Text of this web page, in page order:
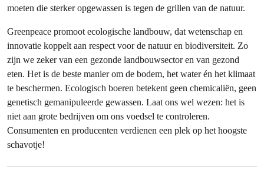
moeten die sterker opgewassen is tegen de grillen van de natuur.
Greenpeace promoot ecologische landbouw, dat wetenschap en
innovatie koppelt aan respect voor de natuur en biodiversiteit. Zo
zijn we zeker van een gezonde landbouwsector en van gezond
eten. Het is de beste manier om de bodem, het water én het klimaat
te beschermen. Ecologisch boeren betekent geen chemicaliën, geen
genetisch gemanipuleerde gewassen. Laat ons wel wezen: het is
niet aan grote bedrijven om ons voedsel te controleren.
Consumenten en producenten verdienen een plek op het hoogste
schavotje!